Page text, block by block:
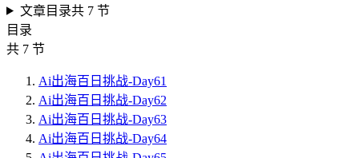
文章目录共 7 节
目录
共 7 节
Ai出海百日挑战-Day61
Ai出海百日挑战-Day62
Ai出海百日挑战-Day63
Ai出海百日挑战-Day64